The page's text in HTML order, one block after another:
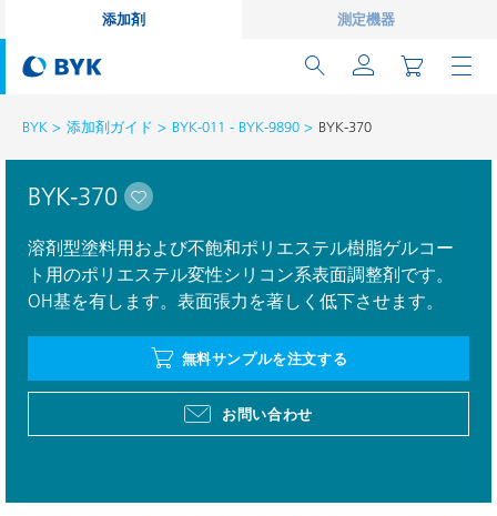
添加剤 測定機器
BYK 添加剤ガイド BYK-011 - BYK-9890 BYK-370
BYK-370
溶剤型塗料用および不飽和ポリエステル樹脂ゲルコー
ト用のポリエステル変性シリコン系表面調整剤です。
OH基を有します。表面張力を著しく低下させます。
無料サンプルを注文する
お問い合わせ